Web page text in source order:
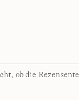
ob die